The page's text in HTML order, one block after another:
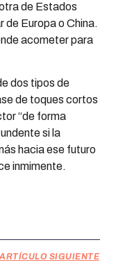
de Estados
de Europa o China.
acometer para
dos tipos de
de toques cortos
“de forma
si la
hacia ese futuro
inmimente.
ARTÍCULO SIGUIENTE